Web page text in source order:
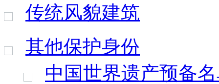
传统风貌建筑
其他保护身份
中国世界遗产预备